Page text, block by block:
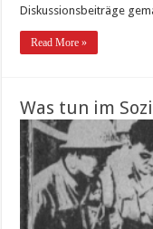
Diskussionsbeiträge
Read More »
Was tun im